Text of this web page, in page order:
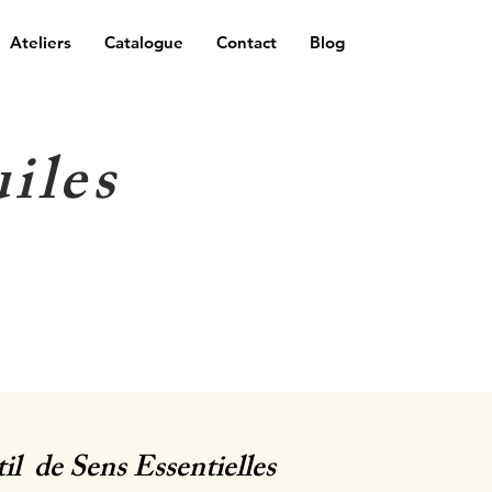
Ateliers Catalogue Contact Blog
de Sens Essentielles